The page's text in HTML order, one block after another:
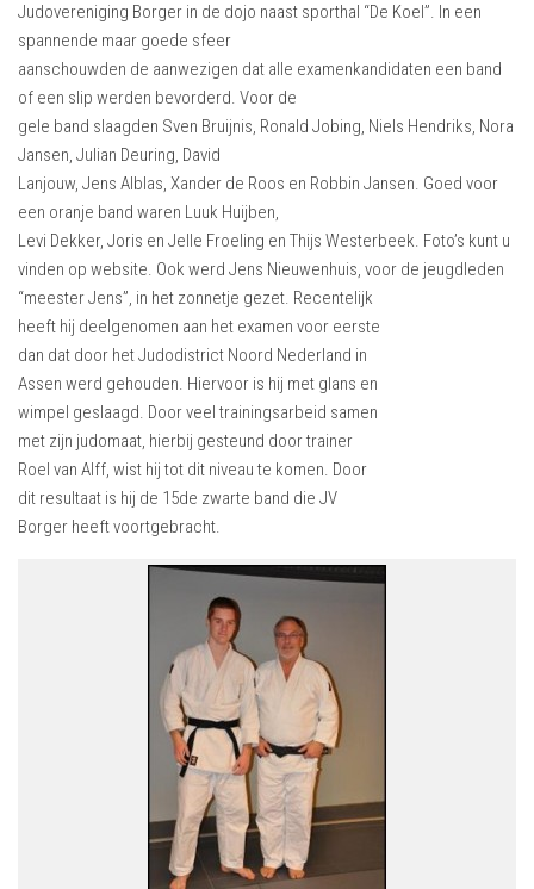
Judovereniging Borger in de dojo naast sporthal “De Koel”. In een
spannende maar goede sfeer
aanschouwden de aanwezigen dat alle examenkandidaten een band
of een slip werden bevorderd. Voor de
gele band slaagden Sven Bruijnis, Ronald Jobing, Niels Hendriks, Nora
Jansen, Julian Deuring, David
Lanjouw, Jens Alblas, Xander de Roos en Robbin Jansen. Goed voor
een oranje band waren Luuk Huijben,
Levi Dekker, Joris en Jelle Froeling en Thijs Westerbeek. Foto’s kunt u
vinden op website. Ook werd Jens Nieuwenhuis, voor de jeugdleden
“meester Jens”, in het zonnetje gezet. Recentelijk
heeft hij deelgenomen aan het examen voor eerste
dan dat door het Judodistrict Noord Nederland in
Assen werd gehouden. Hiervoor is hij met glans en
wimpel geslaagd. Door veel trainingsarbeid samen
met zijn judomaat, hierbij gesteund door trainer
Roel van Alff, wist hij tot dit niveau te komen. Door
dit resultaat is hij de 15de zwarte band die JV
Borger heeft voortgebracht.